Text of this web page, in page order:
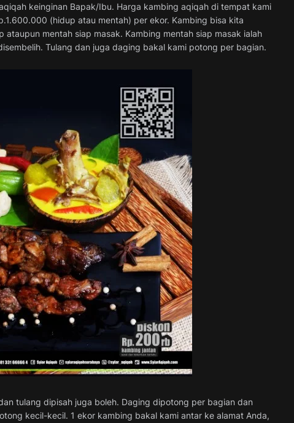
keinginan Bapak/Ibu. Harga kambing aqiqah di tempat kami
(hidup atau mentah) per ekor. Kambing bisa kita
ataupun mentah siap masak. Kambing mentah siap masak ialah
Tulang dan juga daging bakal kami potong per bagian.
tulang dipisah juga boleh. Daging dipotong per bagian dan
kecil-kecil. 1 ekor kambing bakal kami antar ke alamat Anda,